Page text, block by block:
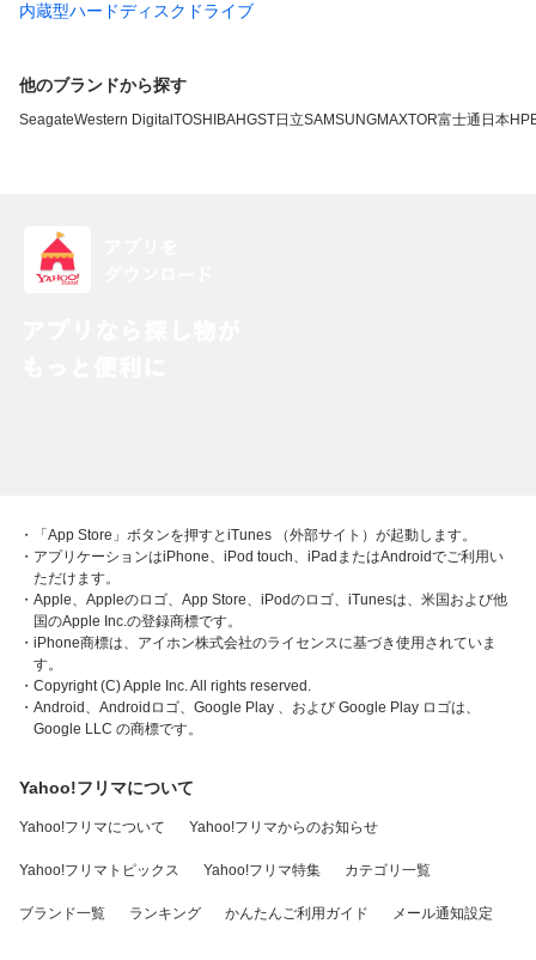
内蔵型ハードディスクドライブ
他のブランドから探す
SeagateWestern Digital TOSHIBAHGST日立SAMSUNGMAXTOR富士通 日本HP
・「App Store」ボタンを押すとiTunes （外部サイト）が起動します。
・アプリケーションはiPhone、iPod touch、iPadまたはAndroidでご利用い
ただけます。
・Apple、Appleのロゴ、App Store、iPodのロゴ、iTunesは、米国および他
国のApple Inc.の登録商標です。
・iPhone商標は、アイホン株式会社のライセンスに基づき使用されていま
す。
・Copyright (C) Apple Inc. All rights reserved.
・Android、Androidロゴ、Google Play 、および Google Play ロゴは、
Google LLC の商標です。
Yahoo!フリマについて
Yahoo!フリマについて Yahoo!フリマからのお知らせ
Yahoo!フリマトピックス Yahoo!フリマ特集 カテゴリ一覧
ブランド一覧 ランキング かんたんご利用ガイド メール通知設定